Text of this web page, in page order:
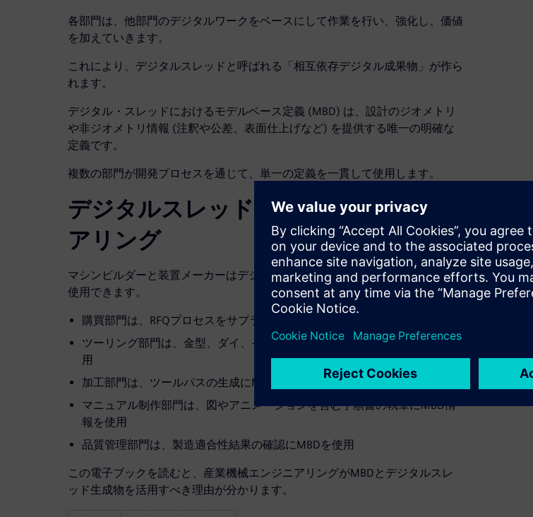
各部門は、他部門のデジタルワークをベースにして作業を行い、強化し、価値
を加えていきます。
これにより、デジタルスレッドと呼ばれる「相互依存デジタル成果物」が作ら
れます。
デジタル・スレッドにおけるモデルベース定義 (MBD) は、設計のジオメトリ
や非ジオメトリ情報 (注釈や公差、表面仕上げなど) を提供する唯一の明確な
定義です。
複数の部門が開発プロセスを通じて、単一の定義を一貫して使用します。
デジタルスレッドの産業機械エンジニ
アリング
マシンビルダーと装置メーカーはデジタルスレッドとMBDをプロセス全体で
使用できます。
購買部門は、RFQプロセスをサプライヤーに提示するためにMBDを使用
ツーリング部門は、金型、ダイ、その他工具を詳細化するためのMBDを使
用
加工部門は、ツールパスの生成にMBDを使用
マニュアル制作部門は、図やアニメーションを含む手順書の執筆にMBD情
報を使用
品質管理部門は、製造適合性結果の確認にMBDを使用
この電子ブックを読むと、産業機械エンジニアリングがMBDとデジタルスレ
ッド生成物を活用すべき理由が分かります。